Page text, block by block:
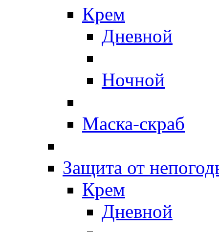
Крем
Дневной
Ночной
Маска-скраб
Защита от
Крем
Дневной